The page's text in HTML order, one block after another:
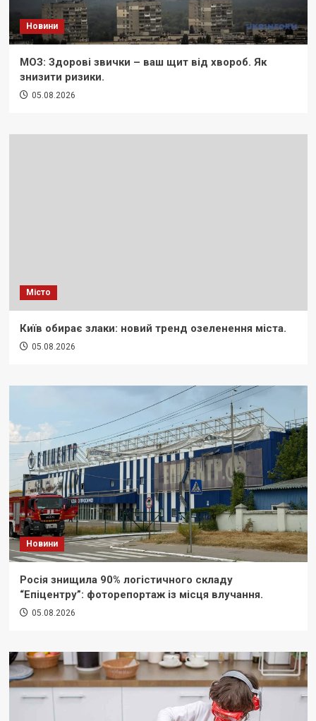
Новини
МОЗ: Здорові звички – ваш щит від хвороб. Як
знизити ризики.
05.08.2026
Місто
Київ обирає злаки: новий тренд озеленення міста.
05.08.2026
Новини
Росія знищила 90% логістичного складу
“Епіцентру”: фоторепортаж із місця влучання.
05.08.2026